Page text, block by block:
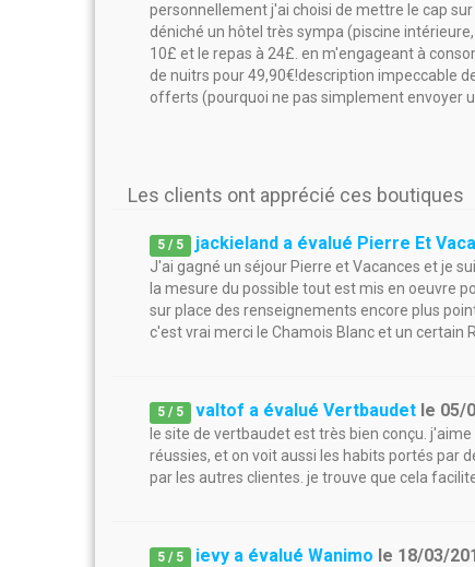
personnellement j'ai choisi de mettre le cap
déniché un hôtel très sympa (piscine
10£ et le repas à 24£. en m'engageant à
de nuitrs pour 49,90€!description impeccable
offerts (pourquoi ne pas simplement envoyer
Les clients ont apprécié ces boutiques
5 / 5 jackieland a évalué Pierre Et
J'ai gagné un séjour Pierre et Vacances et je
la mesure du possible tout est mis en oeuvre
sur place des renseignements encore plus
c'est vrai merci le Chamois Blanc et un certain
5 / 5 valtof a évalué Vertbaudet le 05/
le site de vertbaudet est très bien conçu.
réussies, et on voit aussi les habits portés par
par les autres clientes. je trouve que cela
5 / 5 ievy a évalué Wanimo le 18/03/